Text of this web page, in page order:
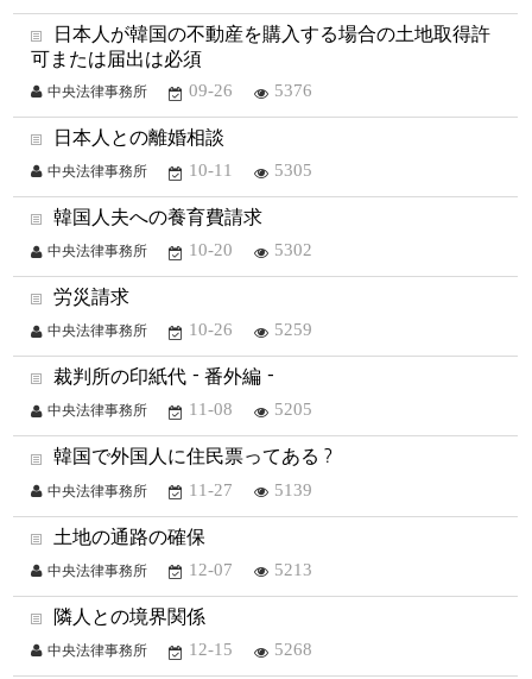
日本人が韓国の不動産を購入する場合の土地取得許
可または届出は必須
中央法律事務所 09-26 5376
日本人との離婚相談
中央法律事務所 10-11 5305
韓国人夫への養育費請求
中央法律事務所 10-20 5302
労災請求
中央法律事務所 10-26 5259
裁判所の印紙代－番外編－
中央法律事務所 11-08 5205
韓国で外国人に住民票ってある？
中央法律事務所 11-27 5139
土地の通路の確保
中央法律事務所 12-07 5213
隣人との境界関係
中央法律事務所 12-15 5268